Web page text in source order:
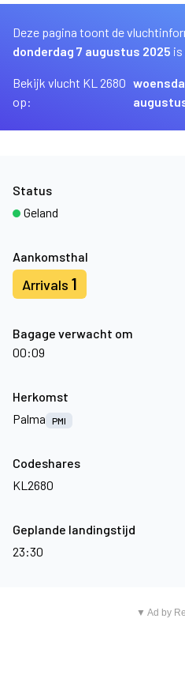
Deze pagina toont de
donderdag 7 augustus 2025 is
Bekijk vlucht KL 2680
op:
Aankomsthal
Arrivals 1
Bagage verwacht om
00:09
Status
Geland
Herkomst
Palma
PMI
Codeshares
KL2680
Geplande landingstijd
23:30
▼ Ad by